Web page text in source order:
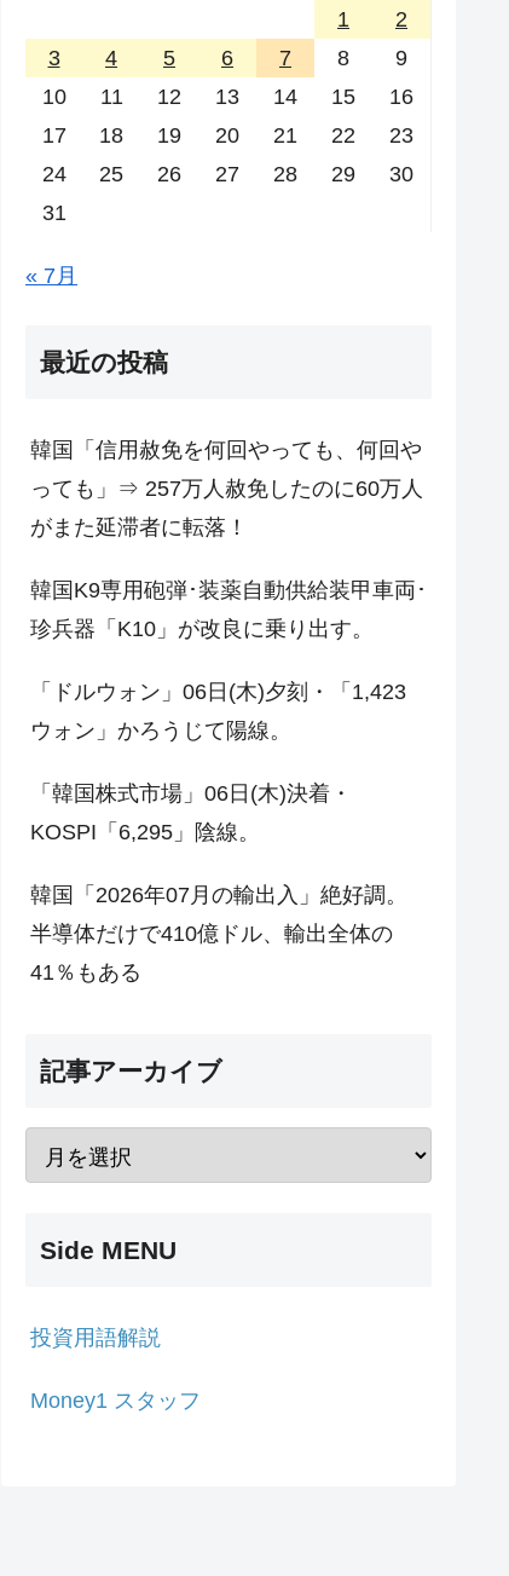
1
2
3
4 5 6 7 8
9
10
11 12 13 14 15
16
17
18 19 20 21 22
23
24
25 26 27 28 29
30
31
« 7月
最近の投稿
韓国「信用赦免を何回やっても、何回や
っても」⇒ 257万人赦免したのに60万人
がまた延滞者に転落！
韓国K9専用砲弾･装薬自動供給装甲車両･
珍兵器「K10」が改良に乗り出す。
「ドルウォン」06日(木)夕刻・「1,423
ウォン」かろうじて陽線。
「韓国株式市場」06日(木)決着・
KOSPI「6,295」陰線。
韓国「2026年07月の輸出入」絶好調。
半導体だけで410億ドル、輸出全体の
41％もある
記事アーカイブ
Side MENU
投資用語解説
Money1 スタッフ